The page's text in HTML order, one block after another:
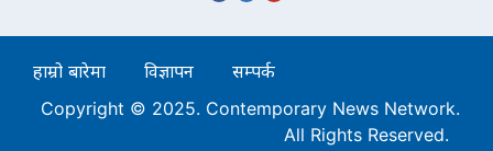
हाम्रो बारेमा विज्ञापन
सम्पर्क
Copyright © 2025. Contemporary News Network.
All Rights Reserved.